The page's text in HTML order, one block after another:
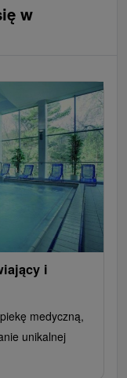
w
i
medyczną,
unikalnej